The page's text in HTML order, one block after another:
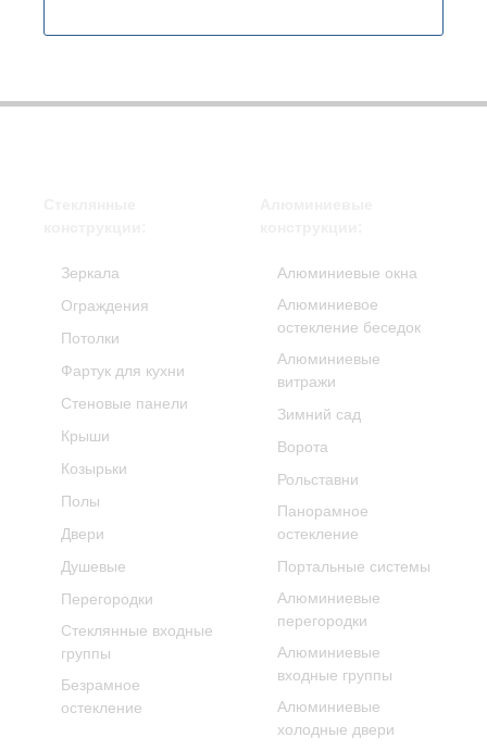
Зеркала
Ограждения
Потолки
Фартук для кухни
Стеновые панели
Крыши
Козырьки
Полы
Двери
Душевые
Перегородки
Стеклянные входные
группы
Безрамное
остекление
Алюминиевые окна
Алюминиевое
остекление беседок
Алюминиевые
витражи
Зимний сад
Ворота
Рольставни
Панорамное
остекление
Портальные системы
Алюминиевые
перегородки
Алюминиевые
входные группы
Алюминиевые
холодные двери